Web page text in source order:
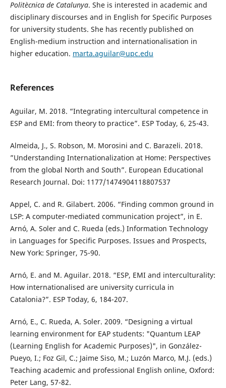
Politècnica de Catalunya. She is interested in academic and
disciplinary discourses and in English for Specific Purposes
for university students. She has recently published on
English-medium instruction and internationalisation in
higher education. marta.aguilar@upc.edu
References
Aguilar, M. 2018. “Integrating intercultural competence in
ESP and EMI: from theory to practice”. ESP Today, 6, 25-43.
Almeida, J., S. Robson, M. Morosini and C. Barazeli. 2018.
”Understanding Internationalization at Home: Perspectives
from the global North and South”. European Educational
Research Journal. Doi: 1177/1474904118807537
Appel, C. and R. Gilabert. 2006. “Finding common ground in
LSP: A computer-mediated communication project”, in E.
Arnó, A. Soler and C. Rueda (eds.) Information Technology
in Languages for Specific Purposes. Issues and Prospects,
New York: Springer, 75-90.
Arnó, E. and M. Aguilar. 2018. “ESP, EMI and interculturality:
How internationalised are university curricula in
Catalonia?”. ESP Today, 6, 184-207.
Arnó, E., C. Rueda, A. Soler. 2009. “Designing a virtual
learning environment for EAP students: "Quantum LEAP
(Learning English for Academic Purposes)", in González-
Pueyo, I.; Foz Gil, C.; Jaime Siso, M.; Luzón Marco, M.J. (eds.)
Teaching academic and professional English online, Oxford:
Peter Lang, 57-82.